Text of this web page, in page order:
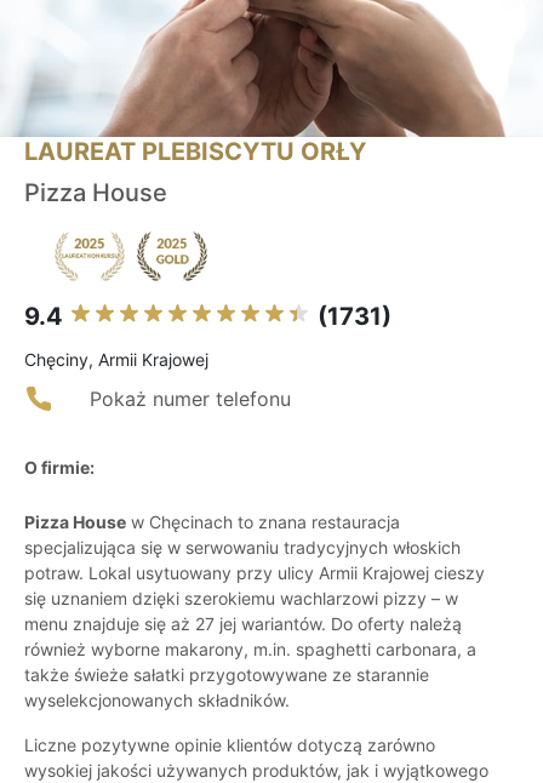
LAUREAT PLEBISCYTU ORŁY
Pizza House
9.4 (1731)
Chęciny, Armii Krajowej
Pokaż numer telefonu
O firmie:
Pizza House w Chęcinach to znana restauracja
specjalizująca się w serwowaniu tradycyjnych włoskich
potraw. Lokal usytuowany przy ulicy Armii Krajowej cieszy
się uznaniem dzięki szerokiemu wachlarzowi pizzy – w
menu znajduje się aż 27 jej wariantów. Do oferty należą
również wyborne makarony, m.in. spaghetti carbonara, a
także świeże sałatki przygotowywane ze starannie
wyselekcjonowanych składników.
Liczne pozytywne opinie klientów dotyczą zarówno
wysokiej jakości używanych produktów, jak i wyjątkowego